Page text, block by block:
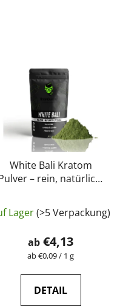
White Bali Kratom
– rein, natürlich,
ist
von
Lager(>5 Verpackung)
ab €4,13
Verkaufspreis:
ab €0,09 / 1 g
DETAIL